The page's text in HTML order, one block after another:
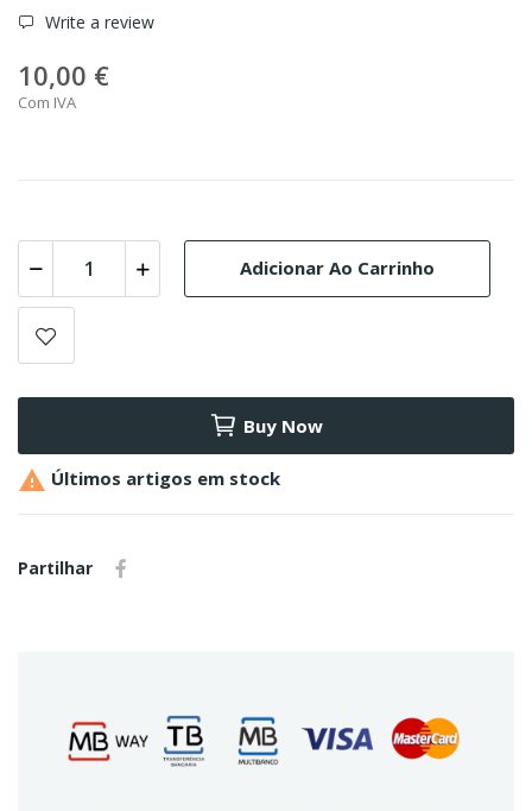
Write a review
10,00 €
Com IVA
Adicionar Ao Carrinho
Buy Now
 Últimos artigos em stock
Partilhar